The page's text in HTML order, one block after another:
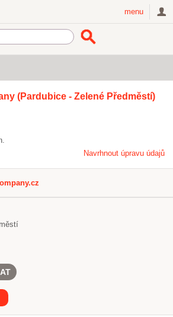
menu
(Pardubice - Zelené Předměstí)
Navrhnout úpravu údajů